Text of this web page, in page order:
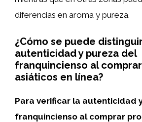
diferencias en aroma y pureza.
¿Cómo se puede
autenticidad y pureza del
franquincienso al
asiáticos en línea?
Para verificar la autenticidad
franquincienso al comprar